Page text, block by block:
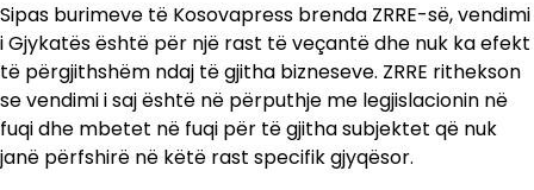
Sipas burimeve të Kosovapress brenda ZRRE-së, vendimi
i Gjykatës është për një rast të veçantë dhe nuk ka efekt
të përgjithshëm ndaj të gjitha bizneseve. ZRRE rithekson
se vendimi i saj është në përputhje me legjislacionin në
fuqi dhe mbetet në fuqi për të gjitha subjektet që nuk
janë përfshirë në këtë rast specifik gjyqësor.